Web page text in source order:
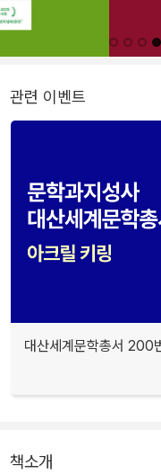
관련 이벤트
대산세계문학총서 200
책소개